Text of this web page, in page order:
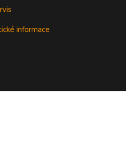
informace